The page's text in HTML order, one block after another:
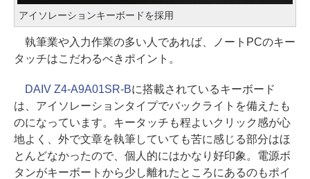
アイソレーションキーボードを採用
執筆業や入力作業の多い人であれば、ノートPCのキー
タッチはこだわるべきポイント。
DAIV Z4-A9A01SR-Bに搭載されているキーボード
は、アイソレーションタイプでバックライトを備えたも
のになっています。キータッチも程よいクリック感が心
地よく、外で文章を執筆していても苦に感じる部分はほ
とんどなかったので、個人的にはかなり好印象。電源ボ
タンがキーボートから少し離れたところにあるのもポイ